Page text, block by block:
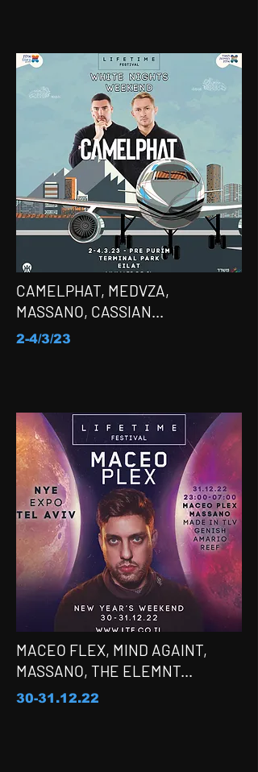
CAMELPHAT, MEDVZA,
MASSANO, CASSIAN...
2-4/3/23
MACEO FLEX, MIND AGAINT,
MASSANO, THE ELEMNT...
30-31.12.22